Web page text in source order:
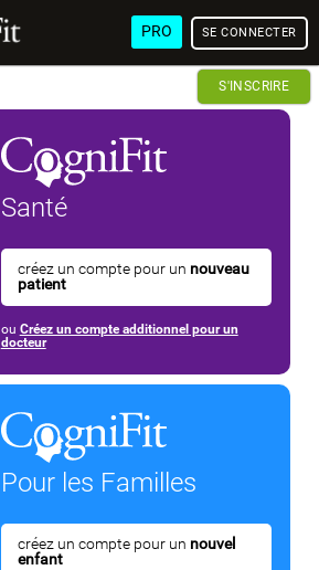
PRO SE CONNECTER
S'INSCRIRE
Santé
créez un compte pour un nouveau
patient
ou Créez un compte additionnel pour un
docteur
Pour les Familles
créez un compte pour un nouvel
enfant